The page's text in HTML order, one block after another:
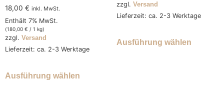
18,00 € inkl. MwSt.
Enthält 7% MwSt.
(180,00 € / 1 kg)
zzgl. Versand
Lieferzeit: ca. 2-3 Werktage
Ausführung wählen
zzgl. Versand
Lieferzeit: ca. 2-3 Werktage
Ausführung wählen